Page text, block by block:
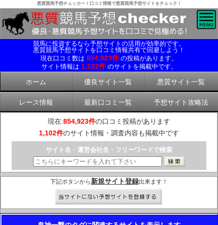
悪質競馬予想チェッカー！口コミ情報で悪質競馬予想サイトをチェック！
競馬に投資するなら予想サイトの活用が効率的です。
悪質競馬予想サイトを口コミ情報共有で回避しよう！
現在口コミ数は 854,923件 の投稿があります。
サイト情報は 1,102件 のサイトを掲載中です。
ホーム 優良サイト一覧 悪質サイト一覧
レース情報 最新口コミ一覧 予想サイト攻略法
現在:854,923件の口コミ投稿があります
1,102件のサイト情報・調査内容も掲載中です
サイト名・運営会社名・フリーワードで検索
下記ボタンから 新規サイト登録出来ます！